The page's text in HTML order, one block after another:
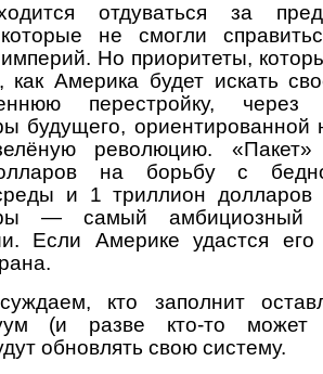
отдуваться за
которые не смогли
Но приоритеты,
как Америка будет искать
перестройку, через
будущего, ориентированной
революцию.
на борьбу с
и 1 триллион долларов
— самый
Если Америке удастся его
кто заполнит
(и разве кто-то может
обновлять свою систему.